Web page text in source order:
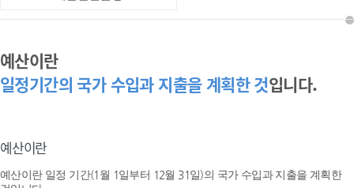
예산이란
일정기간의 국가 수입과 지출을 계획한 것입니다.
예산이란
예산이란 일정 기간(1월 1일부터 12월 31일)의 국가 수입과 지출을 계획한